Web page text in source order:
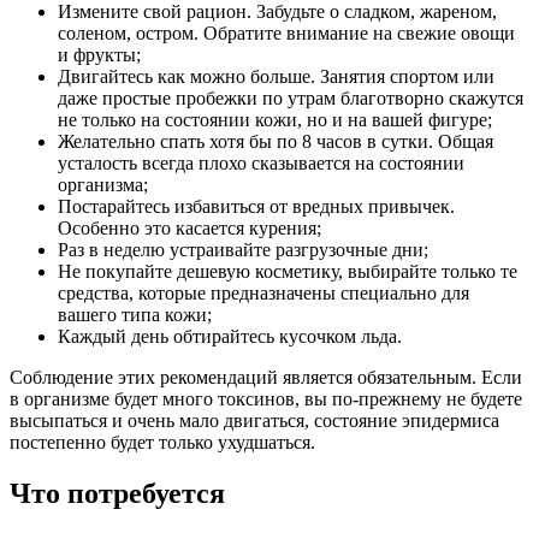
Измените свой рацион. Забудьте о сладком, жареном,
соленом, остром. Обратите внимание на свежие овощи
и фрукты;
Двигайтесь как можно больше. Занятия спортом или
даже простые пробежки по утрам благотворно скажутся
не только на состоянии кожи, но и на вашей фигуре;
Желательно спать хотя бы по 8 часов в сутки. Общая
усталость всегда плохо сказывается на состоянии
организма;
Постарайтесь избавиться от вредных привычек.
Особенно это касается курения;
Раз в неделю устраивайте разгрузочные дни;
Не покупайте дешевую косметику, выбирайте только те
средства, которые предназначены специально для
вашего типа кожи;
Каждый день обтирайтесь кусочком льда.
Соблюдение этих рекомендаций является обязательным. Если
в организме будет много токсинов, вы по-прежнему не будете
высыпаться и очень мало двигаться, состояние эпидермиса
постепенно будет только ухудшаться.
Что потребуется